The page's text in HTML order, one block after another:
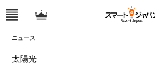
ニュース
太陽光